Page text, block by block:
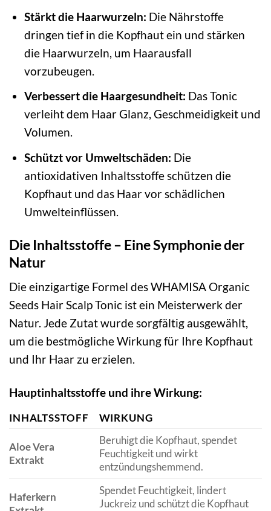
Stärkt die Haarwurzeln: Die Nährstoffe
dringen tief in die Kopfhaut ein und stärken
die Haarwurzeln, um Haarausfall
vorzubeugen.
Verbessert die Haargesundheit: Das Tonic
verleiht dem Haar Glanz, Geschmeidigkeit und
Volumen.
Schützt vor Umweltschäden: Die
antioxidativen Inhaltsstoffe schützen die
Kopfhaut und das Haar vor schädlichen
Umwelteinflüssen.
Die Inhaltsstoffe – Eine Symphonie der
Natur
Die einzigartige Formel des WHAMISA Organic
Seeds Hair Scalp Tonic ist ein Meisterwerk der
Natur. Jede Zutat wurde sorgfältig ausgewählt,
um die bestmögliche Wirkung für Ihre Kopfhaut
und Ihr Haar zu erzielen.
Hauptinhaltsstoffe und ihre Wirkung:
INHALTSSTOFF WIRKUNG
Aloe Vera
Extrakt
Beruhigt die Kopfhaut, spendet
Feuchtigkeit und wirkt
entzündungshemmend.
Haferkern
Spendet Feuchtigkeit, lindert
Juckreiz und schützt die Kopfhaut